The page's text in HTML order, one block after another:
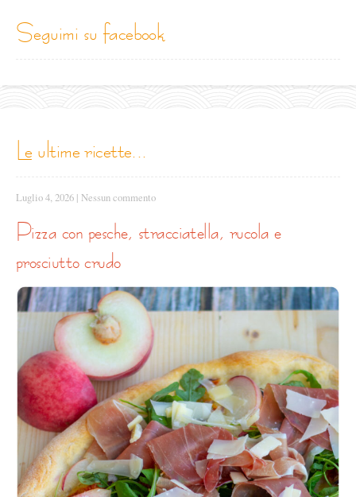
seguimi su facebook
le ultime ricette...
Luglio 4, 2026 | Nessun commento
pizza con pesche, stracciatella, rucola e
prosciutto crudo